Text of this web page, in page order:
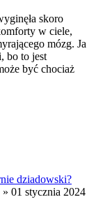
skoro
w ciele,
mózg. Ja
bo to jest
być chociaż
dziadowski?
» 01 stycznia 2024